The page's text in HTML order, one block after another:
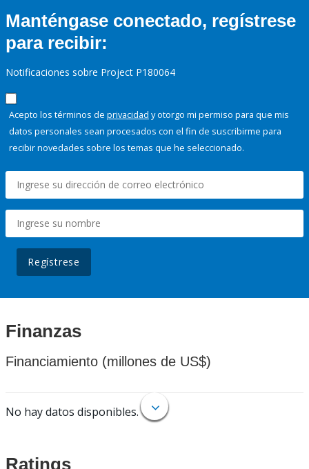
Manténgase conectado, regístrese
para recibir:
Notificaciones sobre Project P180064
Acepto los términos de privacidad y otorgo mi permiso para que mis
datos personales sean procesados con el fin de suscribirme para
recibir novedades sobre los temas que he seleccionado.
Regístrese
Finanzas
Financiamiento (millones de US$)
No hay datos disponibles.
Ratings